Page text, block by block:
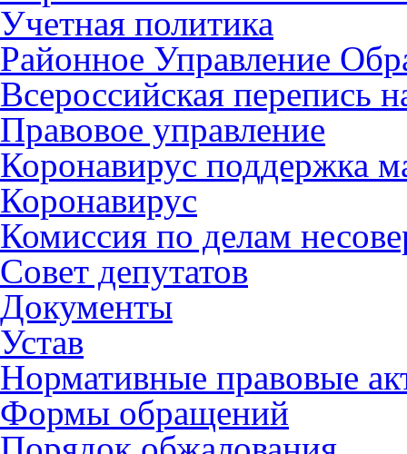
Учетная политика
Районное Управление
Всероссийская перепись
Правовое управление
Коронавирус поддержка
Коронавирус
Комиссия по делам
Совет депутатов
Документы
Устав
Нормативные правовые
Формы обращений